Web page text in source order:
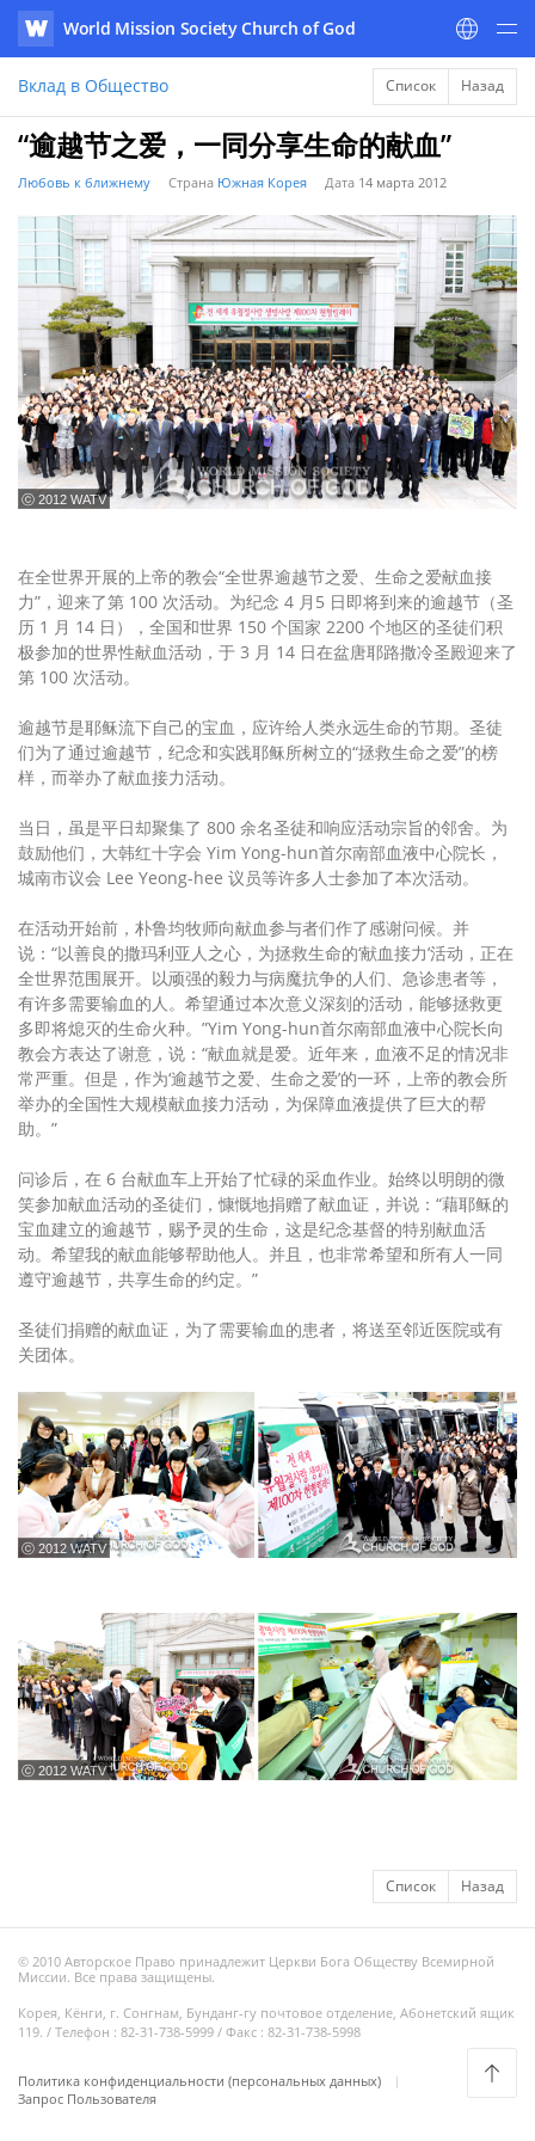
WATV
World Mission Society Church of God
Вклад в Общество Список Назад
“逾越节之爱，一同分享生命的献血”
Любовь к ближнему Страна Южная Корея Дата 14 марта 2012
ⓒ 2012 WATV
在全世界开展的上帝的教会“全世界逾越节之爱、生命之爱献血接
力”，迎来了第 100 次活动。为纪念 4 月5 日即将到来的逾越节（圣
历 1 月 14 日），全国和世界 150 个国家 2200 个地区的圣徒们积
极参加的世界性献血活动，于 3 月 14 日在盆唐耶路撒冷圣殿迎来了
第 100 次活动。
逾越节是耶稣流下自己的宝血，应许给人类永远生命的节期。圣徒
们为了通过逾越节，纪念和实践耶稣所树立的“拯救生命之爱”的榜
样，而举办了献血接力活动。
当日，虽是平日却聚集了 800 余名圣徒和响应活动宗旨的邻舍。为
鼓励他们，大韩红十字会 Yim Yong-hun首尔南部血液中心院长，
城南市议会 Lee Yeong-hee 议员等许多人士参加了本次活动。
在活动开始前，朴鲁均牧师向献血参与者们作了感谢问候。并
说：“以善良的撒玛利亚人之心，为拯救生命的‘献血接力’活动，正在
全世界范围展开。以顽强的毅力与病魔抗争的人们、急诊患者等，
有许多需要输血的人。希望通过本次意义深刻的活动，能够拯救更
多即将熄灭的生命火种。”Yim Yong-hun首尔南部血液中心院长向
教会方表达了谢意，说：“献血就是爱。近年来，血液不足的情况非
常严重。但是，作为‘逾越节之爱、生命之爱’的一环，上帝的教会所
举办的全国性大规模献血接力活动，为保障血液提供了巨大的帮
助。”
问诊后，在 6 台献血车上开始了忙碌的采血作业。始终以明朗的微
笑参加献血活动的圣徒们，慷慨地捐赠了献血证，并说：“藉耶稣的
宝血建立的逾越节，赐予灵的生命，这是纪念基督的特别献血活
动。希望我的献血能够帮助他人。并且，也非常希望和所有人一同
遵守逾越节，共享生命的约定。”
圣徒们捐赠的献血证，为了需要输血的患者，将送至邻近医院或有
关团体。
ⓒ 2012 WATV
ⓒ 2012 WATV
Список Назад
© 2010 Авторское Право принадлежит Церкви Бога Обществу Всемирной
Миссии. Все права защищены.
Корея, Кёнги, г. Сонгнам, Бунданг-гу почтовое отделение, Абонетский ящик
119. / Телефон : 82-31-738-5999 / Факс : 82-31-738-5998
Политика конфиденциальности (персональных данных)
Запрос Пользователя